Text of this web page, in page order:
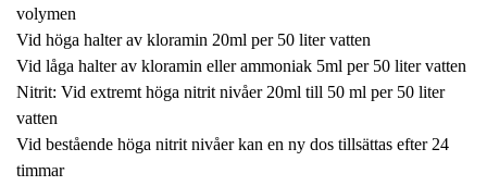
volymen
Vid höga halter av kloramin 20ml per 50 liter vatten
Vid låga halter av kloramin eller ammoniak 5ml per 50 liter vatten
Nitrit: Vid extremt höga nitrit nivåer 20ml till 50 ml per 50 liter
vatten
Vid bestående höga nitrit nivåer kan en ny dos tillsättas efter 24
timmar